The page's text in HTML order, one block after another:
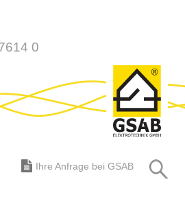
0
Ihre Anfrage bei GSAB